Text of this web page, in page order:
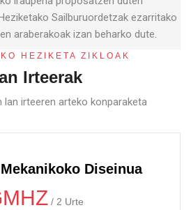
Sailburuordetzak ezarritako
araberakoak izan beharko dute.
HEZIKETA ZIKLOAK
Irteerak
lan irteeren arteko konparaketa
Diseinua
/ 2 Urte